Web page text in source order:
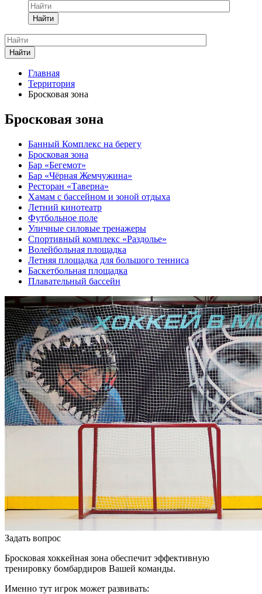
Найти
Найти
Главная
Территория
Бросковая зона
Бросковая зона
Банный Комплекс на берегу
Бросковая зона
Бар «Бегемот»
Бар «Чёрная Жемчужина»
Ресторан «Таверна»
Хамам с бассейном и зоной отдыха
Летний кинотеатр
Футбольное поле
Уличные силовые тренажеры
Спортивный комплекс «Раздолье»
Волейбольная площадка
Летняя площадка для большого тенниса
Баскетбольная площадка
Плавательный бассейн
Задать вопрос
Бросковая хоккейная зона обеспечит эффективную
тренировку бомбардиров Вашей команды.
Именно тут игрок может развивать: